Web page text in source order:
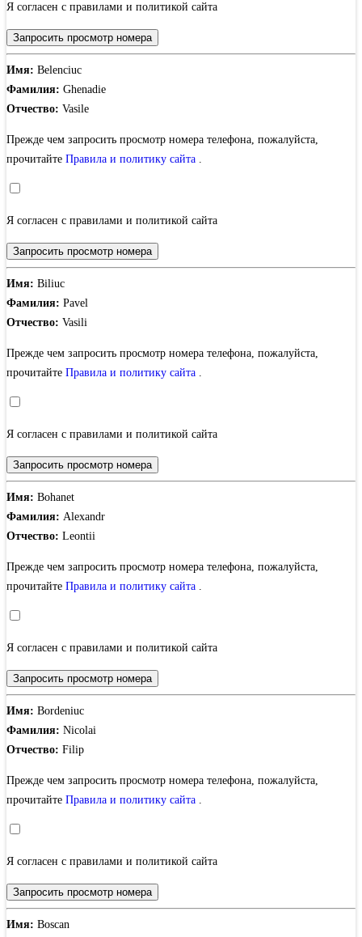
Я согласен с правилами и политикой сайта
Запросить просмотр номера
Имя: Belenciuc
Фамилия: Ghenadie
Отчество: Vasile
Прежде чем запросить просмотр номера телефона, пожалуйста,
прочитайте Правила и политику сайта .
Я согласен с правилами и политикой сайта
Запросить просмотр номера
Имя: Biliuc
Фамилия: Pavel
Отчество: Vasili
Прежде чем запросить просмотр номера телефона, пожалуйста,
прочитайте Правила и политику сайта .
Я согласен с правилами и политикой сайта
Запросить просмотр номера
Имя: Bohanet
Фамилия: Alexandr
Отчество: Leontii
Прежде чем запросить просмотр номера телефона, пожалуйста,
прочитайте Правила и политику сайта .
Я согласен с правилами и политикой сайта
Запросить просмотр номера
Имя: Bordeniuc
Фамилия: Nicolai
Отчество: Filip
Прежде чем запросить просмотр номера телефона, пожалуйста,
прочитайте Правила и политику сайта .
Я согласен с правилами и политикой сайта
Запросить просмотр номера
Имя: Boscan